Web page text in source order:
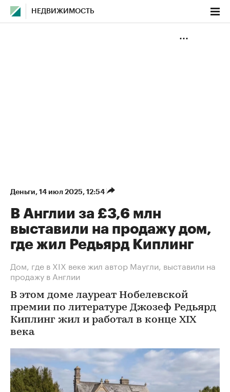
НЕДВИЖИМОСТЬ
Деньги⁠, 14 июл 2025, 12:54
В Англии за £3,6 млн
выставили на продажу дом,
где жил Редьярд Киплинг
Дом, где в XIX веке жил автор Маугли, выставили на
продажу в Англии
В этом доме лауреат Нобелевской
премии по литературе Джозеф Редьярд
Киплинг жил и работал в конце XIX
века